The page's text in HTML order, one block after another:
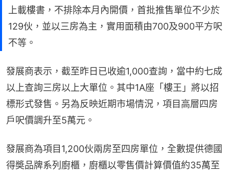
上載樓書，不排除本月內開價，首批推售單位不少於
129伙，並以三房為主，實用面積由700及900平方呎
不等。
發展商表示，截至昨日已收逾1,000查詢，當中約七成
以上查詢三房以上大單位。其中1A座「樓王」將以招
標形式發售。另為反映近期市場情況，項目高層四房
戶呎價調升至5萬元。
發展商為項目1,200伙兩房至四房單位，全數提供德國
得奬品牌系列廚櫃，廚櫃以零售價計算價值約35萬至